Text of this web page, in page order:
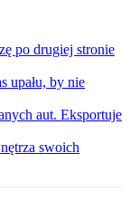
po drugiej stronie
upału, by nie
aut. Eksportuje
swoich